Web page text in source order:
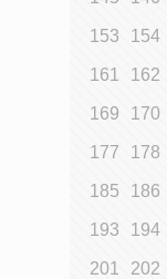
153 154
161 162
169 170
177 178
185 186
193 194
201 202